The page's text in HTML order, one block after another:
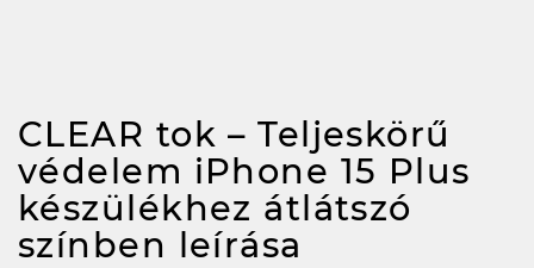
CLEAR tok – Teljeskörű
védelem iPhone 15 Plus
készülékhez átlátszó
színben leírása